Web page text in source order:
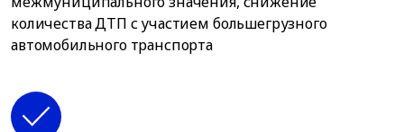
количества ДТП с участием большегрузного
автомобильного транспорта